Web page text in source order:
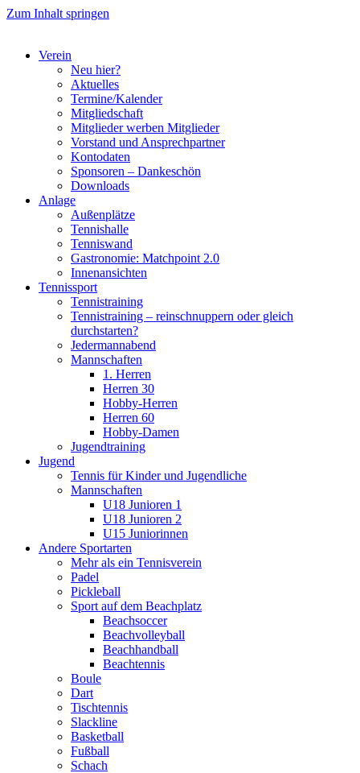
Zum Inhalt springen
Verein
Neu hier?
Aktuelles
Termine/Kalender
Mitgliedschaft
Mitglieder werben Mitglieder
Vorstand und Ansprechpartner
Kontodaten
Sponsoren – Dankeschön
Downloads
Anlage
Außenplätze
Tennishalle
Tenniswand
Gastronomie: Matchpoint 2.0
Innenansichten
Tennissport
Tennistraining
Tennistraining – reinschnuppern oder gleich
durchstarten?
Jedermannabend
Mannschaften
1. Herren
Herren 30
Hobby-Herren
Herren 60
Hobby-Damen
Jugendtraining
Jugend
Tennis für Kinder und Jugendliche
Mannschaften
U18 Junioren 1
U18 Junioren 2
U15 Juniorinnen
Andere Sportarten
Mehr als ein Tennisverein
Padel
Pickleball
Sport auf dem Beachplatz
Beachsoccer
Beachvolleyball
Beachhandball
Beachtennis
Boule
Dart
Tischtennis
Slackline
Basketball
Fußball
Schach